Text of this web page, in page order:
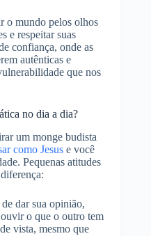
o mundo pelos olhos
e respeitar suas
confiança, onde as
autênticas e
que nos
no dia a dia?
um monge budista
como Jesus e você
Pequenas atitudes
dar sua opinião,
o que o outro tem
vista, mesmo que